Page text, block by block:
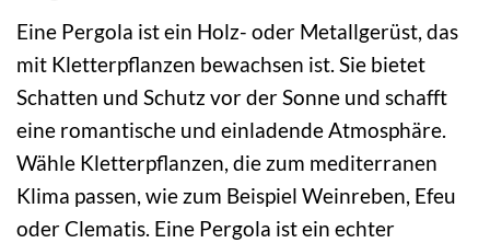
Eine Pergola ist ein Holz- oder Metallgerüst, das
mit Kletterpflanzen bewachsen ist. Sie bietet
Schatten und Schutz vor der Sonne und schafft
eine romantische und einladende Atmosphäre.
Wähle Kletterpflanzen, die zum mediterranen
Klima passen, wie zum Beispiel Weinreben, Efeu
oder Clematis. Eine Pergola ist ein echter